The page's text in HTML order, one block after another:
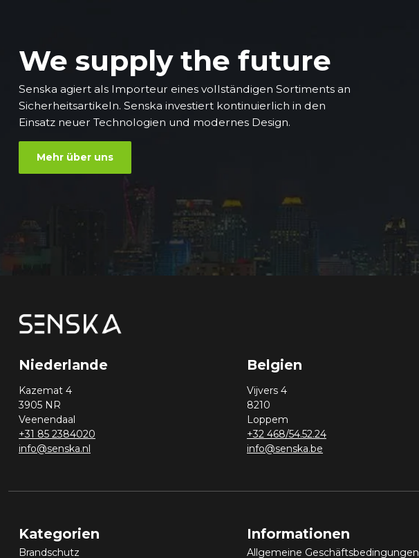
We supply the future
Senska agiert als Importeur eines vollständigen Sortiments an
Sicherheitsartikeln. Senska investiert kontinuierlich in den
Einsatz neuer Technologien und modernes Design.
Mehr über uns
Niederlande
Kazemat 4
3905 NR
Veenendaal
+31 85 2384020
info@senska.nl
Belgien
Vijvers 4
8210
Loppem
+32 468/54.52.24
info@senska.be
Kategorien
Brandschutz
Informationen
Allgemeine Geschäftsbedingungen